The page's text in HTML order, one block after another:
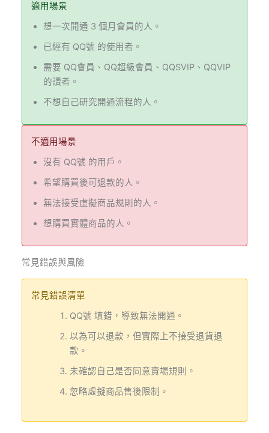
適用場景
想一次開通 3 個月會員的人。
已經有 QQ號 的使用者。
需要 QQ會員、QQ超級會員、QQSVIP、QQVIP
的讀者。
不想自己研究開通流程的人。
不適用場景
沒有 QQ號 的用戶。
希望購買後可退款的人。
無法接受虛擬商品規則的人。
想購買實體商品的人。
常見錯誤與風險
常見錯誤清單
QQ號 填錯，導致無法開通。
以為可以退款，但實際上不接受退貨退
款。
未確認自己是否同意賣場規則。
忽略虛擬商品售後限制。